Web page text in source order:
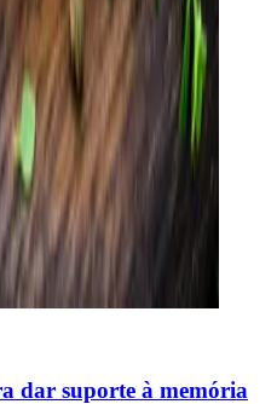
dar suporte à memória